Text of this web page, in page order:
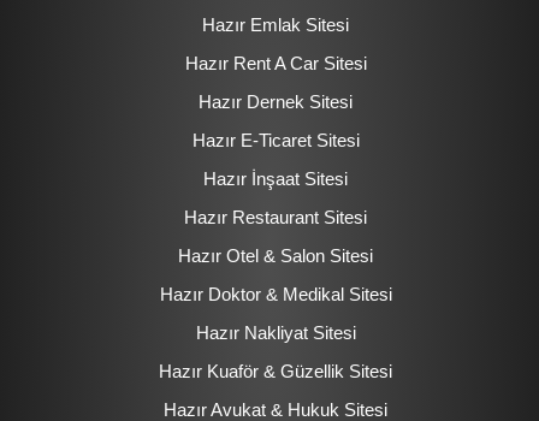
Hazır Emlak Sitesi
Hazır Rent A Car Sitesi
Hazır Dernek Sitesi
Hazır E-Ticaret Sitesi
Hazır İnşaat Sitesi
Hazır Restaurant Sitesi
Hazır Otel & Salon Sitesi
Hazır Doktor & Medikal Sitesi
Hazır Nakliyat Sitesi
Hazır Kuaför & Güzellik Sitesi
Hazır Avukat & Hukuk Sitesi